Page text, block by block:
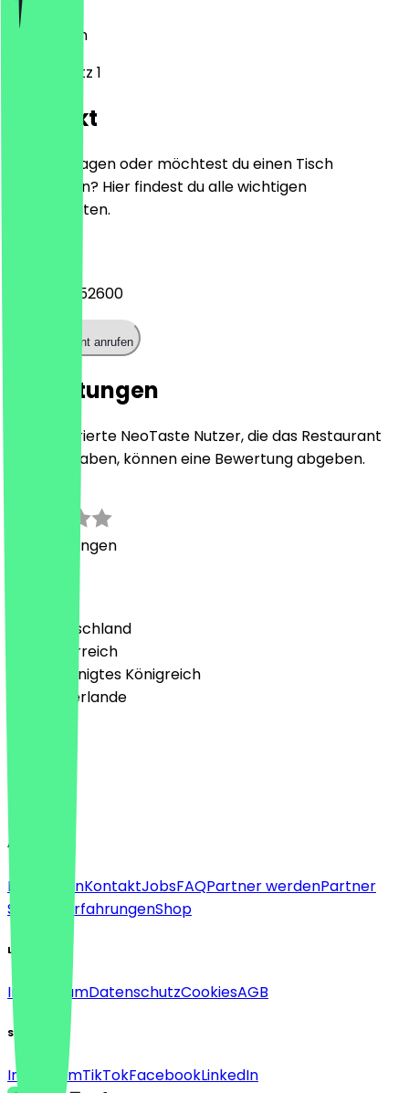
14163
Berlin
Mexikoplatz 1
Kontakt
Hast du Fragen oder möchtest du einen Tisch
reservieren? Hier findest du alle wichtigen
Kontaktdaten.
+493036752600
Restaurant anrufen
Bewertungen
Nur registrierte NeoTaste Nutzer, die das Restaurant
besucht haben, können eine Bewertung abgeben.
Bewertungen
🇩🇪 Deutschland
🇦🇹 Österreich
🇬🇧 Vereinigtes Königreich
🇳🇱 Niederlande
Deutsch
English
About
Für FirmenKontaktJobsFAQPartner werdenPartner
Support
ErfahrungenShop
Legal
ImpressumDatenschutzCookiesAGB
Social
InstagramTikTokFacebookLinkedIn